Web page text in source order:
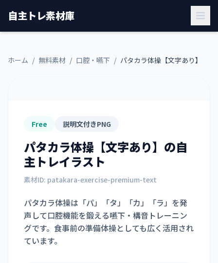
自主トレ素材庫
ホーム / 無料素材 / 口腔・嚥下 / パタカラ体操【文字あり】
Free 説明文付きPNG
パタカラ体操【文字あり】 の自
主トレイラスト
素材ID: patakara-exercise-premium-text
パタカラ体操は「パ」「タ」「カ」「ラ」を発
声して口腔機能を鍛える嚥下・構音トレーニン
グです。食事前の準備体操としても広く活用され
ています。